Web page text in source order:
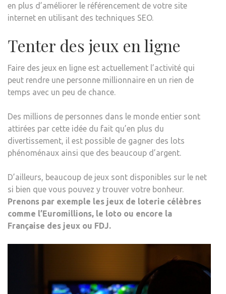
en plus d’améliorer le référencement de votre site
internet en utilisant des techniques SEO.
Tenter des jeux en ligne
Faire des jeux en ligne est actuellement l’activité qui
peut rendre une personne millionnaire en un rien de
temps avec un peu de chance.
Des millions de personnes dans le monde entier sont
attirées par cette idée du fait qu’en plus du
divertissement, il est possible de gagner des lots
phénoménaux ainsi que des beaucoup d’argent.
D’ailleurs, beaucoup de jeux sont disponibles sur le net
si bien que vous pouvez y trouver votre bonheur.
Prenons par exemple les jeux de loterie célèbres
comme l’Euromillions, le loto ou encore la
Française des jeux ou FDJ.